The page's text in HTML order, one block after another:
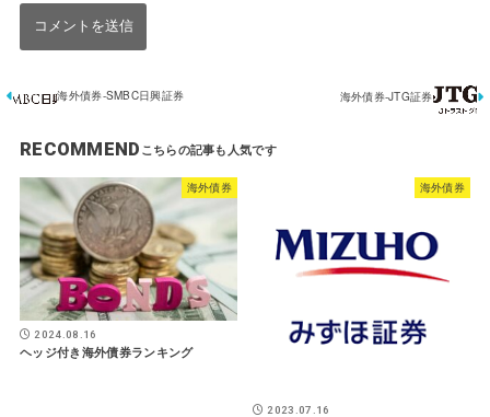
海外債券-SMBC日興証券 海外債券-JTG証券
RECOMMEND
海外債券
2024.08.16
ヘッジ付き海外債券ランキング
海外債券
2023.07.16